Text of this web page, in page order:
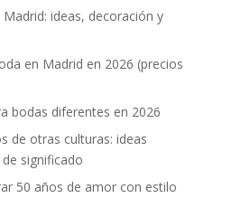
ideas, decoración y
en Madrid en 2026 (precios
bodas diferentes en 2026
de otras culturas: ideas
significado
50 años de amor con estilo